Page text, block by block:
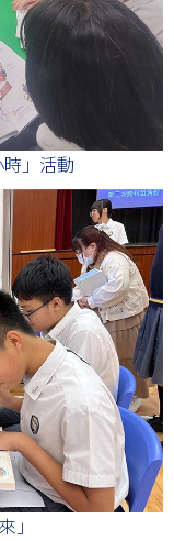
」活動
」